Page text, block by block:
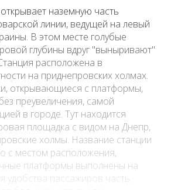
наземную часть
линии, ведущей на левый
В этом месте голубые
глубины вдруг "выныривают"
расположена в
на приднепровских холмах.
открывающиеся с платформы,
преувеличения, самой
в городе. Тут находится
площадка с видом на Днепр,
холмы. Название станции
с местом расположения,
платформы выполнены на
удобства пассажиров часть